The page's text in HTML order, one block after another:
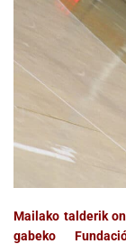
Mailako talderik
gabeko